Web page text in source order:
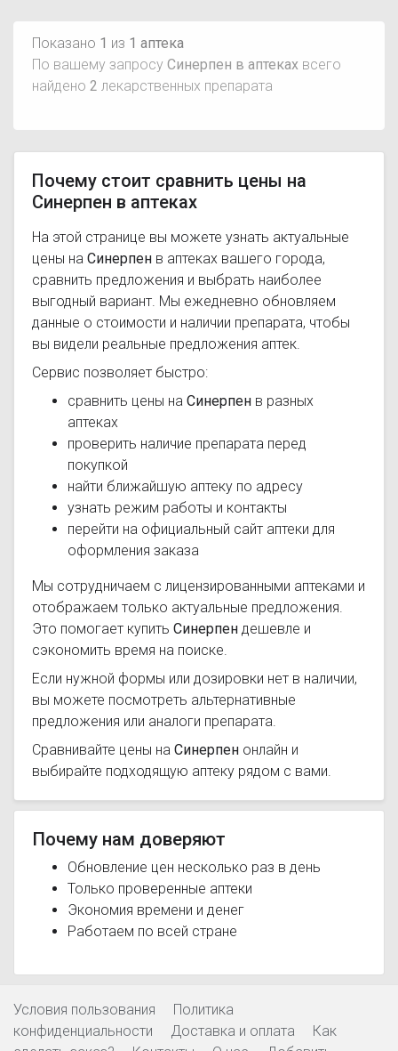
Показано 1 из 1 аптека
По вашему запросу Синерпен в аптеках всего
найдено 2 лекарственных препарата
Почему стоит сравнить цены на
Синерпен в аптеках
На этой странице вы можете узнать актуальные
цены на Синерпен в аптеках вашего города,
сравнить предложения и выбрать наиболее
выгодный вариант. Мы ежедневно обновляем
данные о стоимости и наличии препарата, чтобы
вы видели реальные предложения аптек.
Сервис позволяет быстро:
сравнить цены на Синерпен в разных
аптеках
проверить наличие препарата перед
покупкой
найти ближайшую аптеку по адресу
узнать режим работы и контакты
перейти на официальный сайт аптеки для
оформления заказа
Мы сотрудничаем с лицензированными аптеками и
отображаем только актуальные предложения.
Это помогает купить Синерпен дешевле и
сэкономить время на поиске.
Если нужной формы или дозировки нет в наличии,
вы можете посмотреть альтернативные
предложения или аналоги препарата.
Сравнивайте цены на Синерпен онлайн и
выбирайте подходящую аптеку рядом с вами.
Почему нам доверяют
Обновление цен несколько раз в день
Только проверенные аптеки
Экономия времени и денег
Работаем по всей стране
Условия пользования
Политика
конфиденциальности
Доставка и оплата
Как